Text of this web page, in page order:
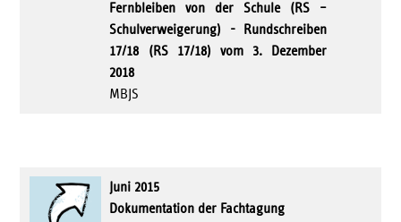
Fernbleiben von der Schule (RS –
Schulverweigerung) - Rundschreiben
17/18 (RS 17/18) vom 3. Dezember
2018
MBJS
Juni 2015
Dokumentation der Fachtagung